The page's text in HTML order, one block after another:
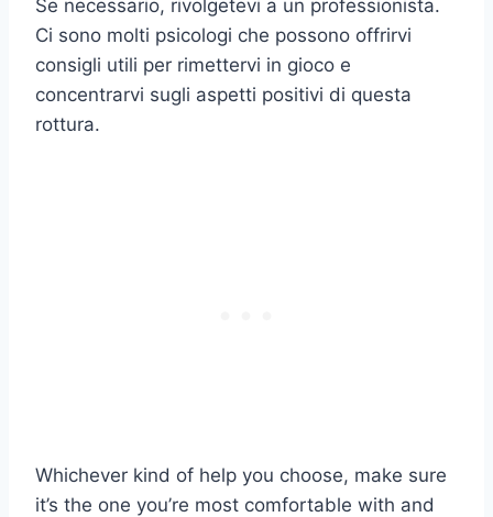
Se necessario, rivolgetevi a un professionista.
Ci sono molti psicologi che possono offrirvi
consigli utili per rimettervi in gioco e
concentrarvi sugli aspetti positivi di questa
rottura.
Whichever kind of help you choose, make sure
it’s the one you’re most comfortable with and